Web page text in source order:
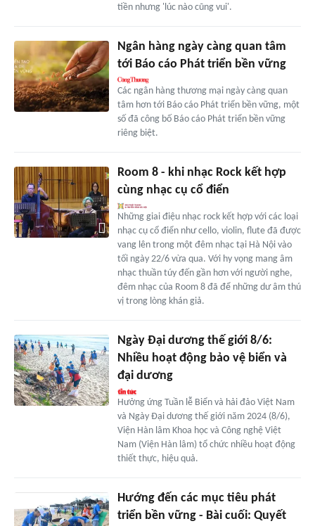
tiền nhưng 'lúc nào cũng vui'.
Ngân hàng ngày càng quan tâm
tới Báo cáo Phát triển bền vững
Các ngân hàng thương mại ngày càng quan
tâm hơn tới Báo cáo Phát triển bền vững, một
số đã công bố Báo cáo Phát triển bền vững
riêng biệt.
Room 8 - khi nhạc Rock kết hợp
cùng nhạc cụ cổ điển
Những giai điệu nhạc rock kết hợp với các loại
nhạc cụ cổ điển như cello, violin, flute đã được
vang lên trong một đêm nhạc tại Hà Nội vào
tối ngày 22/6 vừa qua. Với hy vọng mang âm
nhạc thuần túy đến gần hơn với người nghe,
đêm nhạc của Room 8 đã để những dư âm thú
vị trong lòng khán giả.
Ngày Đại dương thế giới 8/6:
Nhiều hoạt động bảo vệ biển và
đại dương
Hưởng ứng Tuần lễ Biển và hải đảo Việt Nam
và Ngày Đại dương thế giới năm 2024 (8/6),
Viện Hàn lâm Khoa học và Công nghệ Việt
Nam (Viện Hàn lâm) tổ chức nhiều hoạt động
thiết thực, hiệu quả.
Hướng đến các mục tiêu phát
triển bền vững - Bài cuối: Quyết